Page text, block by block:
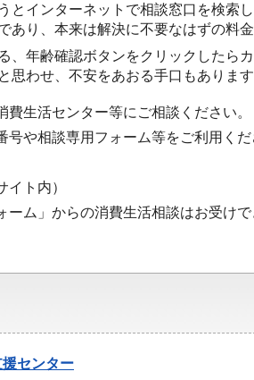
とインターネットで相談窓口を検索
あり、本来は解決に不要なはずの料
、年齢確認ボタンをクリックしたら
思わせ、不安をあおる手口もあります
費生活センター等にご相談ください。
号や相談専用フォーム等をご利用くだ
イト内）
ーム」からの消費生活相談はお受けで
センター